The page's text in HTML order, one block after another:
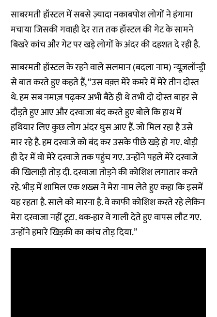
साबरमती हॉस्टल में सबसे ज़्यादा नकाबपोश लोगों ने हंगामा
मचाया जिसकी गवाही देर रात तक हॉस्टल की गेट के सामने
बिखरे कांच और गेट पर खड़े लोगों के अंदर की दहशत दे रही है.
साबरमती हॉस्टल के रहने वाले सलमान (बदला नाम) न्यूज़लॉन्ड्री
से बात करते हुए कहते हैं, “उस वक़्त मेरे कमरे में मेरे तीन दोस्त
थे. हम सब नमाज़ पढ़कर अभी बैठे ही थे तभी दो दोस्त बाहर से
दौड़ते हुए आए और दरवाजा बंद करते हुए बोले कि हाथ में
हथियार लिए कुछ लोग अंदर घुस आए हैं. जो मिल रहा है उसे
मार रहे है. हम दरवाजे को बंद कर उसके पीछे खड़े हो गए. थोड़ी
ही देर में वो मेरे दरवाजे तक पहुंच गए. उन्होंने पहले मेरे दरवाजे
की खिलाड़ी तोड़ दी. दरवाजा तोड़ने की कोशिश लगातार करते
रहे. भीड़ में शामिल एक शख्स ने मेरा नाम लेते हुए कहा कि इसमें
यह रहता है. साले को मारना है. वे काफी कोशिश करते रहे लेकिन
मेरा दरवाजा नहीं टूटा. थक-हार वे गाली देते हुए वापस लौट गए.
उन्होंने हमारे खिड़की का कांच तोड़ दिया.”